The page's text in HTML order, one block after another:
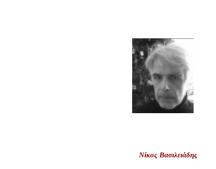
Νίκος Βασιλειάδης